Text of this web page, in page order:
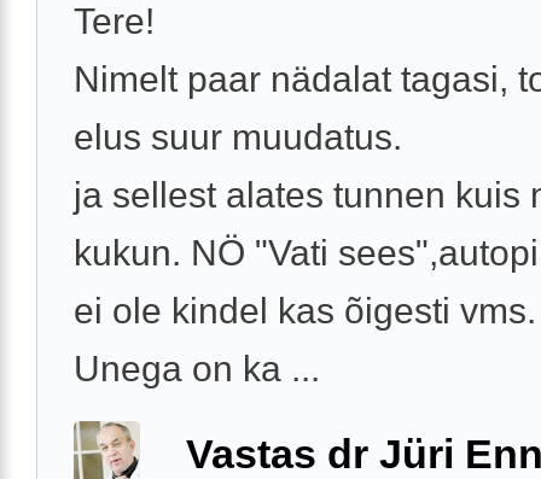
Tere!
Nimelt paar nädalat tagasi,
elus suur muudatus.
ja sellest alates tunnen kuis
kukun. NÖ "Vati
ei ole kindel kas õigesti vms.
Unega on ka ...
Vastas dr Jüri